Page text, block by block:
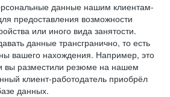
данные нашим клиентам-
предоставления возможности
или иного вида занятости.
данные трансгранично, то есть
вашего нахождения. Например, это
вы разместили резюме на нашем
клиент-работодатель приобрёл
данных.